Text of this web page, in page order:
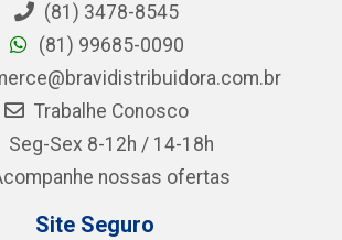
(81) 3478-8545
(81) 99685-0090
Trabalhe Conosco
Seg-Sex 8-12h / 14-18h
nossas ofertas
Site Seguro